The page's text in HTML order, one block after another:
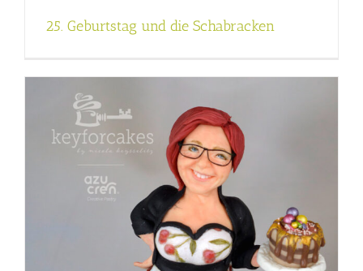
25. Geburtstag und die Schabracken